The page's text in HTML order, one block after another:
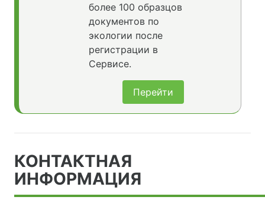
более 100 образцов
документов по
экологии после
регистрации в
Сервисе.
Перейти
КОНТАКТНАЯ
ИНФОРМАЦИЯ